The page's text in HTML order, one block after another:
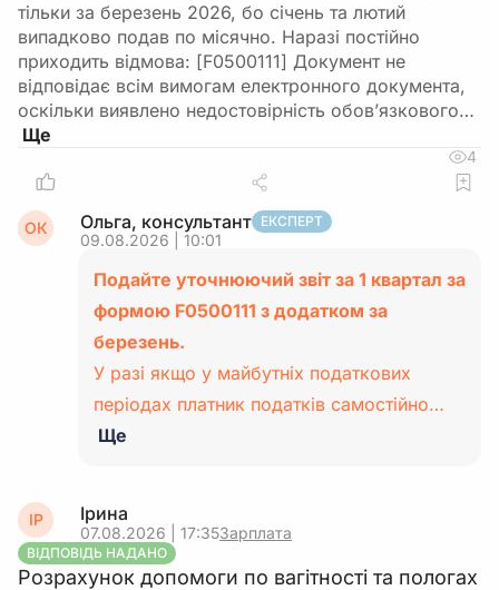
тільки за березень 2026, бо січень та лютий
випадково подав по місячно. Наразі постійно
приходить відмова: [F0500111] Документ не
відповідає всім вимогам електронного документа,
оскільки виявлено недостовірність обов’язкового…
4
ОК Ольга, консультант ЕКСПЕРТ
09.08.2026 | 10:01
Подайте уточнюючий звіт за 1 квартал за
формою F0500111 з додатком за
березень.
У разі якщо у майбутніх податкових
періодах платник податків самостійно…
Ще
ІР Ірина
07.08.2026 | 17:35Зарплата
ВІДПОВІДЬ НАДАНО
Розрахунок допомоги по вагітності та пологах